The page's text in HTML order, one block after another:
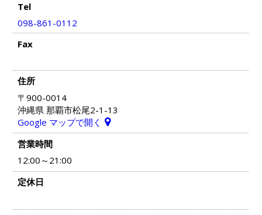
Tel
098-861-0112
Fax
住所
〒900-0014
沖縄県 那覇市松尾2-1-13
Google マップで開く
営業時間
12:00～21:00
定休日